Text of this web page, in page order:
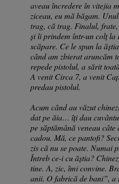
aveau încredere în vitejia
ziceau, eu mă băgam.
trag, că trag. Finalul,
și îi prindem într-un colț la
scăpare. Ce le spun la
când am zbierat aruncăm
repede pistolul, a sărit
A venit Circa 7, a venit
predau pistolul.
Acum când au văzut
dat pe ăia… îți dau
pe săptămână veneau
cadou. Mă, ce pantofi?
zis că nu se poate. Numai
Întreb ce-i cu ăștia?
tine. A, zic, îmi convine.
anii. O fabrică de bani”, a